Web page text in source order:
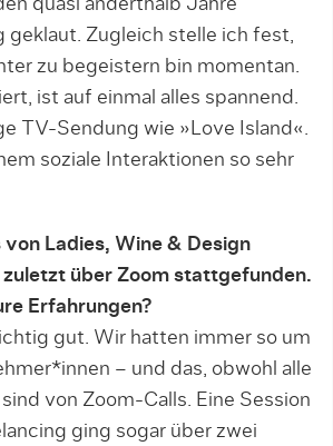
quasi anderthalb Jahre
geklaut. Zugleich stelle ich fest,
zu begeistern bin momentan.
ist auf einmal alles spannend.
TV-Sendung wie »Love Island«.
soziale Interaktionen so sehr
von Ladies, Wine & Design
zuletzt über Zoom statt­gefunden.
Erfahrungen?
gut. Wir hatten immer so um
– und das, obwohl alle
von Zoom-Calls. Eine Ses­sion
ging sogar über zwei